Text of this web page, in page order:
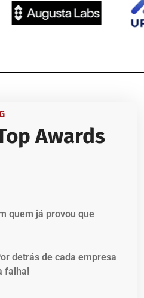
Awards
quem já provou que
detrás de cada empresa
falha!